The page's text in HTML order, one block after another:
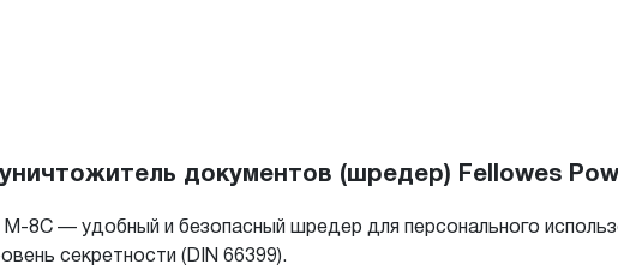
документов (шредер) Fellowes
8C — удобный и безопасный шредер для персонального
секретности (DIN 66399).